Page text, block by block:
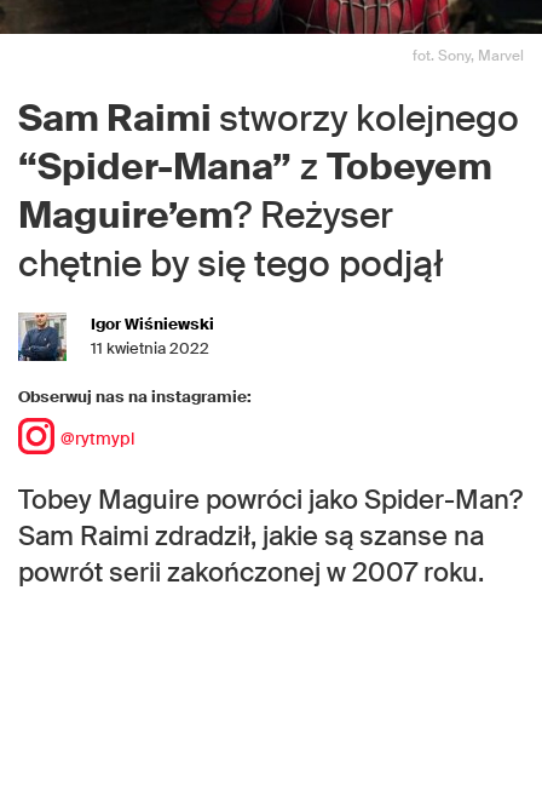
fot. Sony, Marvel
Sam Raimi stworzy kolejnego
“Spider-Mana” z Tobeyem
Maguire’em? Reżyser
chętnie by się tego podjął
Igor Wiśniewski
11 kwietnia 2022
Obserwuj nas na instagramie:
@rytmypl
Tobey Maguire powróci jako Spider-Man?
Sam Raimi zdradził, jakie są szanse na
powrót serii zakończonej w 2007 roku.